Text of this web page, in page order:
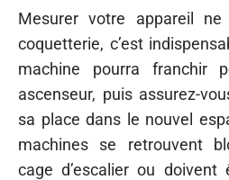
Mesurer votre appareil
coquetterie, c’est
machine pourra franchir
ascenseur, puis assurez-
sa place dans le nouvel
machines se retrouvent
cage d’escalier ou doivent